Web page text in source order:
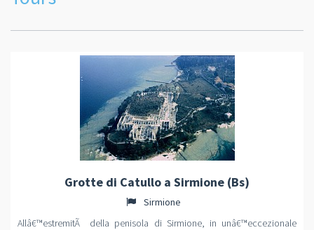
Grotte di Catullo a Sirmione (Bs)
Sirmione
Allâ€™estremitÃ della penisola di Sirmione, in unâ€™eccezionale